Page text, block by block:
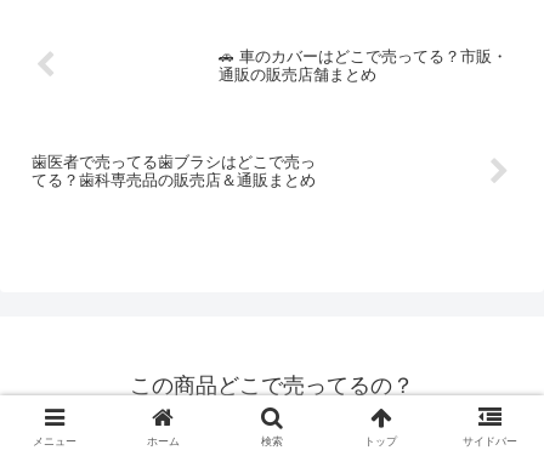
🚗 車のカバーはどこで売ってる？市販・
通販の販売店舗まとめ
歯医者で売ってる歯ブラシはどこで売っ
てる？歯科専売品の販売店＆通販まとめ
この商品どこで売ってるの？
© 2020 この商品どこで売ってるの？.
メニュー ホーム 検索 トップ サイドバー